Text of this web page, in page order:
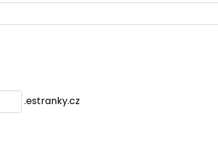
.estranky.cz